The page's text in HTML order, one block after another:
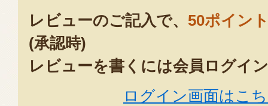
レビューのご記入で、 50ポイン
(承認時)
レビューを書くには会員ログイ
ログイン画面はこ